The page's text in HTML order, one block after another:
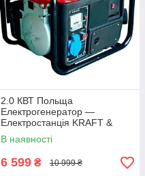
2.0 КВТ Польща
Електрогенератор —
Електростанція KRAFT &
DELE KD (Kraft welle) 2,0 КВТ
В наявності
6 599 ₴ 10 999 ₴